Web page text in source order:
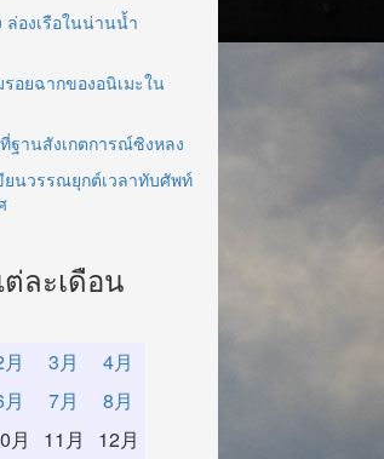
ล่องเรือในน่านน้ำ
รอยฉากของอนิเมะใน
ฐานสังเกตการณ์ซิงหลง
ยนวรรณยุกต์เวลาทับศัพท์
ละเดือน
3月
4月
7月
8月
月 11月 12月